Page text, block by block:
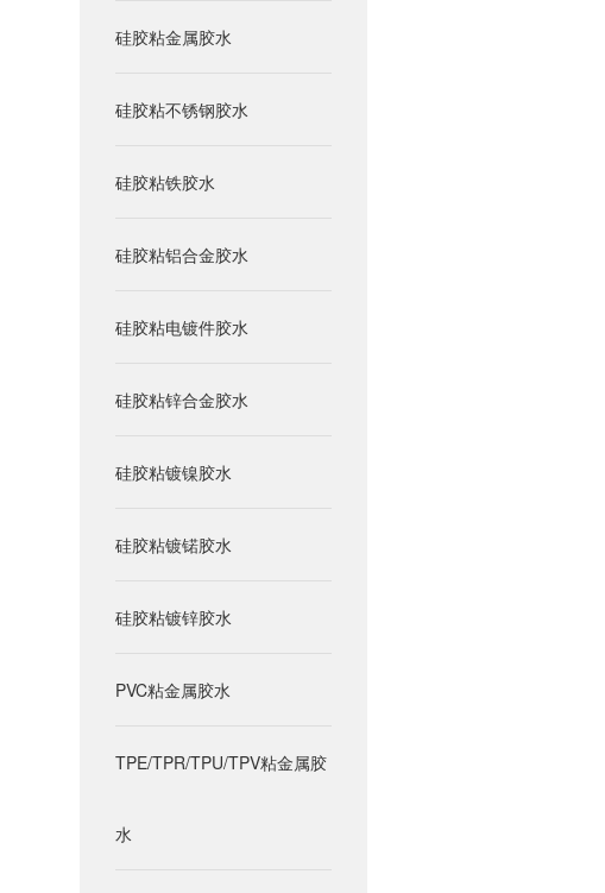
硅胶粘金属胶水
硅胶粘不锈钢胶水
硅胶粘铁胶水
硅胶粘铝合金胶水
硅胶粘电镀件胶水
硅胶粘锌合金胶水
硅胶粘镀镍胶水
硅胶粘镀锘胶水
硅胶粘镀锌胶水
PVC粘金属胶水
TPE/TPR/TPU/TPV粘金属胶
水